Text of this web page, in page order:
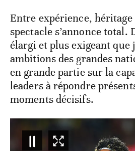
Entre expérience,
spectacle s’annonce total.
élargi et plus exigeant que
ambitions des grandes
en grande partie sur la
leaders à répondre
moments décisifs.